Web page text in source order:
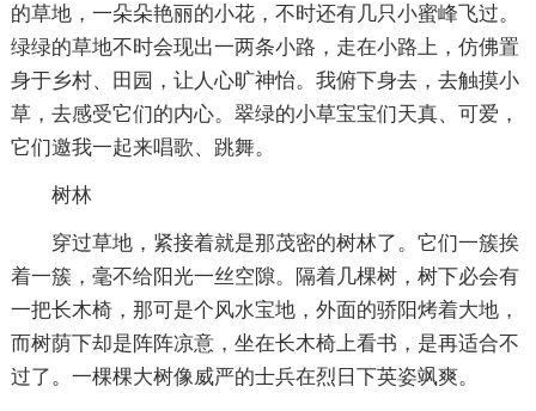
的草地，一朵朵艳丽的小花，不时还有几只小蜜峰飞过。
绿绿的草地不时会现出一两条小路，走在小路上，仿佛置
身于乡村、田园，让人心旷神怡。我俯下身去，去触摸小
草，去感受它们的内心。翠绿的小草宝宝们天真、可爱，
它们邀我一起来唱歌、跳舞。
树林
穿过草地，紧接着就是那茂密的树林了。它们一簇挨
着一簇，毫不给阳光一丝空隙。隔着几棵树，树下必会有
一把长木椅，那可是个风水宝地，外面的骄阳烤着大地，
而树荫下却是阵阵凉意，坐在长木椅上看书，是再适合不
过了。一棵棵大树像威严的士兵在烈日下英姿飒爽。